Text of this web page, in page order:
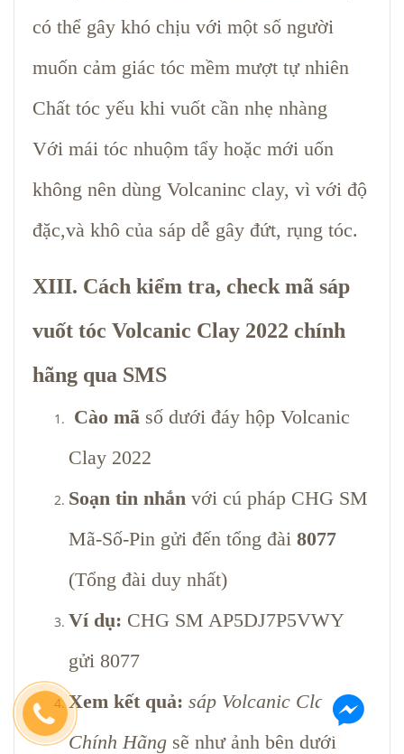
có thể gây khó chịu với một số người
muốn cảm giác tóc mềm mượt tự nhiên
Chất tóc yếu khi vuốt cần nhẹ nhàng
Với mái tóc nhuộm tẩy hoặc mới uốn
không nên dùng Volcaninc clay, vì với độ
đặc,và khô của sáp dễ gây đứt, rụng tóc.
XIII. Cách kiểm tra, check mã sáp
vuốt tóc Volcanic Clay 2022 chính
hãng qua SMS
Cào mã số dưới đáy hộp Volcanic
Clay 2022
Soạn tin nhắn với cú pháp CHG SM
Mã-Số-Pin gửi đến tổng đài 8077
(Tổng đài duy nhất)
Ví dụ: CHG SM AP5DJ7P5VWY
gửi 8077
Xem kết quả: sáp Volcanic Clay
Chính Hãng sẽ như ảnh bên dưới